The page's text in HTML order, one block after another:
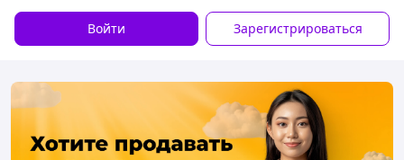
Войти Зарегистрироваться